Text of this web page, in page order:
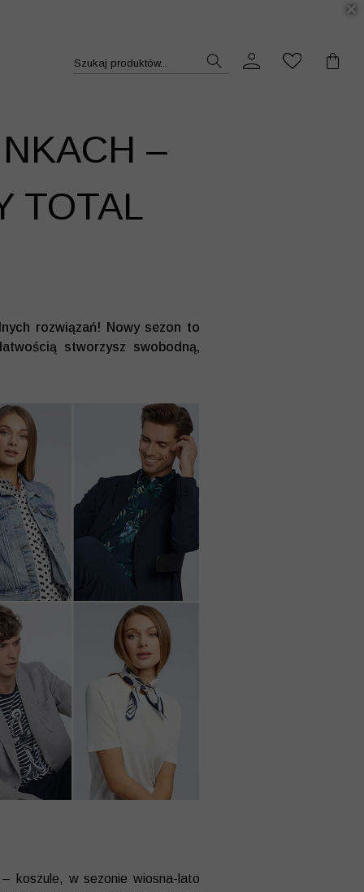
Szukaj produktów...
–
TOTAL
rozwiązań! Nowy sezon to
stworzysz swobodną,
koszule, w sezonie wiosna-lato